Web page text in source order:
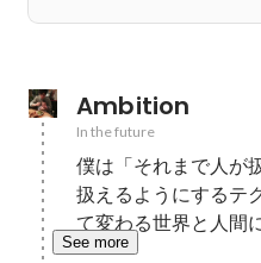
Ambition
In the future
僕は「それまで人が
扱えるようにするテ
て変わる世界と人間
See more